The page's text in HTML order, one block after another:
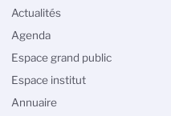
Actualités
Agenda
Espace grand public
Espace institut
Annuaire